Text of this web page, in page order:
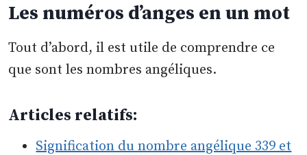
Les numéros d’anges en un mot
Tout d’abord, il est utile de comprendre ce
que sont les nombres angéliques.
Articles relatifs:
Signification du nombre angélique 339 et